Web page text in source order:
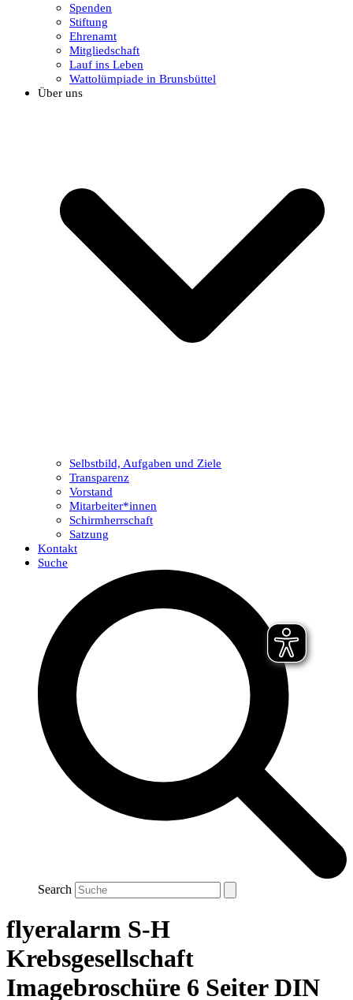
Spenden
Stiftung
Ehrenamt
Mitgliedschaft
Lauf ins Leben
Wattolümpiade in Brunsbüttel
Über uns
Selbstbild, Aufgaben und Ziele
Transparenz
Vorstand
Mitarbeiter*innen
Schirmherrschaft
Satzung
Kontakt
Suche
Search
flyeralarm S-H
Krebsgesellschaft
Imagebroschüre 6 Seiter DIN